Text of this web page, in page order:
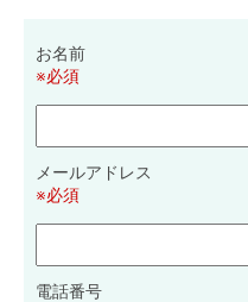
お名前
※必須
メールアドレス
※必須
電話番号